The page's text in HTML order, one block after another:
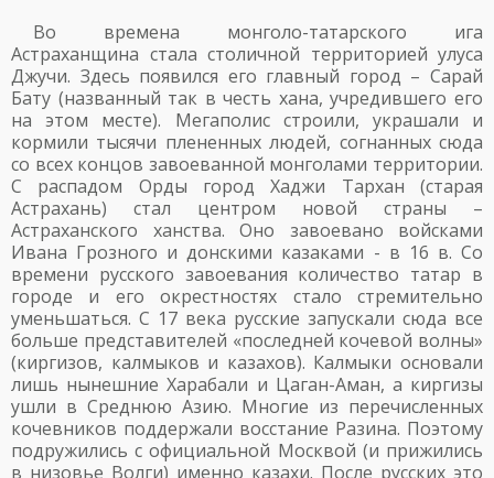
Во времена монголо-татарского ига
Астраханщина стала столичной территорией улуса
Джучи. Здесь появился его главный город – Сарай
Бату (названный так в честь хана, учредившего его
на этом месте). Мегаполис строили, украшали и
кормили тысячи плененных людей, согнанных сюда
со всех концов завоеванной монголами территории.
С распадом Орды город Хаджи Тархан (старая
Астрахань) стал центром новой страны –
Астраханского ханства. Оно завоевано войсками
Ивана Грозного и донскими казаками - в 16 в. Со
времени русского завоевания количество татар в
городе и его окрестностях стало стремительно
уменьшаться. С 17 века русские запускали сюда все
больше представителей «последней кочевой волны»
(киргизов, калмыков и казахов). Калмыки основали
лишь нынешние Харабали и Цаган-Аман, а киргизы
ушли в Среднюю Азию. Многие из перечисленных
кочевников поддержали восстание Разина. Поэтому
подружились с официальной Москвой (и прижились
в низовье Волги) именно казахи. После русских это